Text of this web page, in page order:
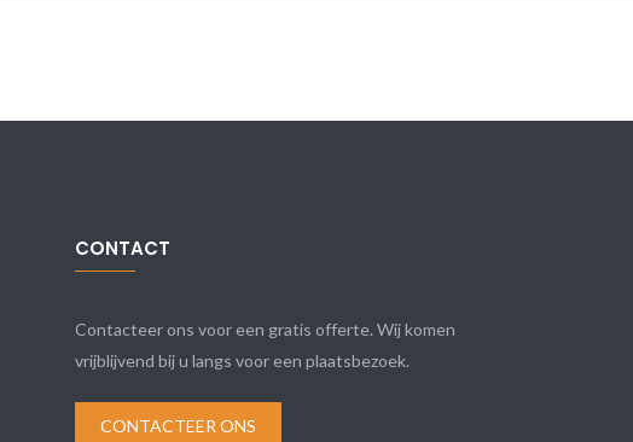
CONTACT
Contacteer ons voor een gratis offerte. Wij komen
vrijblijvend bij u langs voor een plaatsbezoek.
CONTACTEER ONS